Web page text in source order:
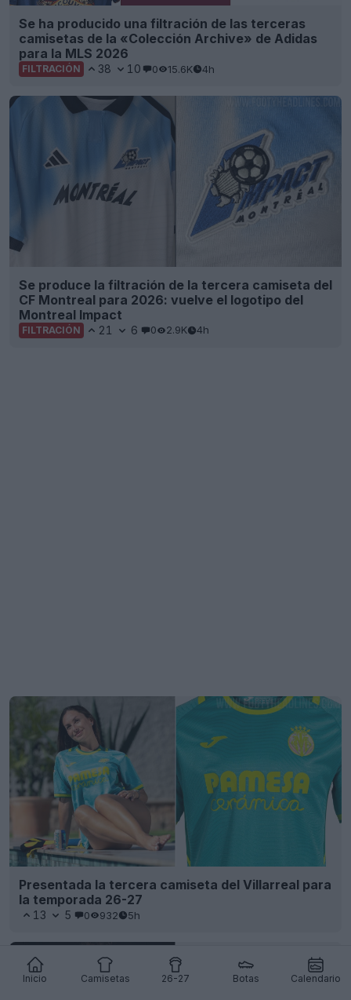
Inicio Camisetas 26-27 Botas Calendario
Se ha producido una filtración de las terceras
camisetas de la «Colección Archive» de Adidas
para la MLS 2026
FILTRACIÓN 38 10 0 15.6K 4h
Se produce la filtración de la tercera camiseta del
CF Montreal para 2026: vuelve el logotipo del
Montreal Impact
FILTRACIÓN 21 6 0 2.9K 4h
Presentada la tercera camiseta del Villarreal para
la temporada 26-27
13 5 0 932 5h